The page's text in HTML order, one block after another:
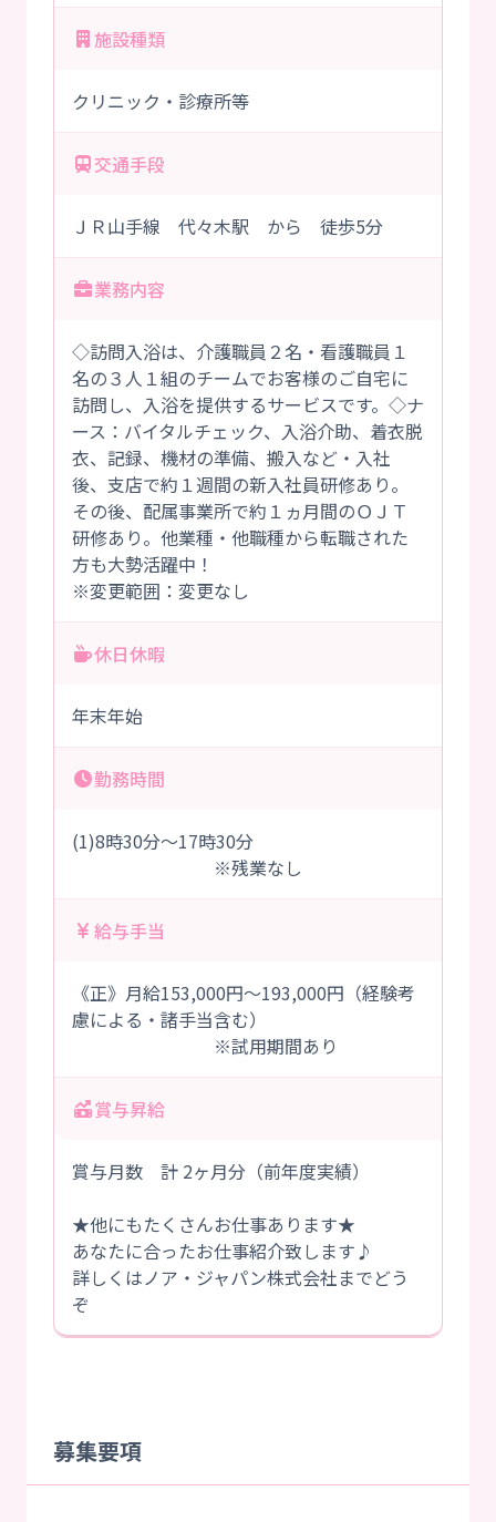
施設種類
クリニック・診療所等
交通手段
ＪＲ山手線 代々木駅 から 徒歩5分
業務内容
◇訪問入浴は、介護職員２名・看護職員１
名の３人１組のチームでお客様のご自宅に
訪問し、入浴を提供するサービスです。◇ナ
ース：バイタルチェック、入浴介助、着衣脱
衣、記録、機材の準備、搬入など・入社
後、支店で約１週間の新入社員研修あり。
その後、配属事業所で約１ヵ月間のＯＪＴ
研修あり。他業種・他職種から転職された
方も大勢活躍中！
※変更範囲：変更なし
休日休暇
年末年始
勤務時間
(1)8時30分～17時30分
※残業なし
給与手当
《正》月給153,000円～193,000円（経験考
慮による・諸手当含む）
※試用期間あり
賞与昇給
賞与月数 計 2ヶ月分（前年度実績）
★他にもたくさんお仕事あります★
あなたに合ったお仕事紹介致します♪
詳しくはノア・ジャパン株式会社までどう
ぞ
募集要項